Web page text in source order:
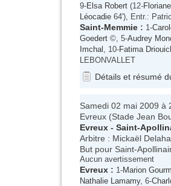
9-Elsa Robert (12-
Léocadie 64'), Entr.:
Saint-Memmie : 1-
Goedert ©, 5-Audrey
Imchal
, 10-Fatima
LEBONVALLET
Détails et résumé
Samedi 02 mai 2009 à
Evreux (Stade Jean
Evreux - Saint-
Arbitre : Mickaël
But pour Saint-
Aucun avertissement
Evreux : 1-Marion
Nathalie Lamamy, 6-